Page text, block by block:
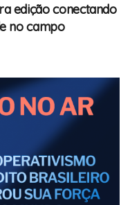
edição conectando
no campo